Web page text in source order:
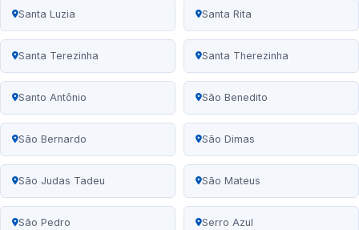
Santa Luzia Santa Rita
Santa Terezinha Santa Therezinha
Santo Antônio São Benedito
São Bernardo São Dimas
São Judas Tadeu São Mateus
São Pedro Serro Azul